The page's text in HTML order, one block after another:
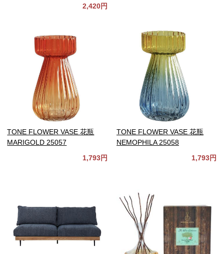
2,420円
TONE FLOWER VASE 花瓶
MARIGOLD 25057
1,793円
TONE FLOWER VASE 花瓶
NEMOPHILA 25058
1,793円